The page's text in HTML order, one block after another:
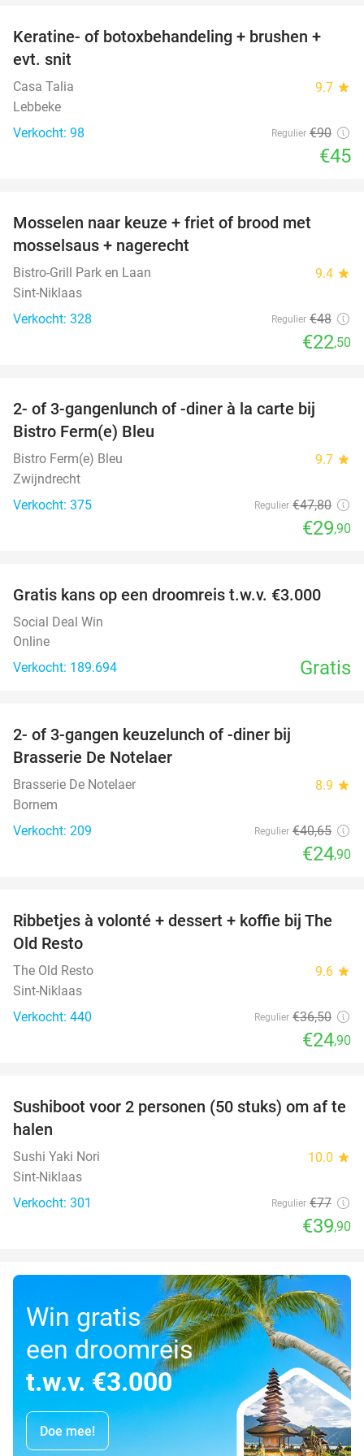
50%
Keratine- of botoxbehandeling + brushen +
evt. snit
Casa Talia 9.7 star
Lebbeke
Verkocht: 98
Regulier €90
€45
Mosselen naar keuze + friet of brood met
mosselsaus + nagerecht
Bistro-Grill Park en Laan 9.4 star
Sint-Niklaas
Verkocht: 328
Regulier €48
€22,50
37%
2- of 3-gangenlunch of -diner à la carte bij
Bistro Ferm(e) Bleu
Bistro Ferm(e) Bleu 9.7 star
Zwijndrecht
Verkocht: 375
Regulier €47,80
€29,90
Gratis kans op een droomreis t.w.v. €3.000
Social Deal Win
Online
Verkocht: 189.694
Gratis
2- of 3-gangen keuzelunch of -diner bij
Brasserie De Notelaer
Brasserie De Notelaer 8.9 star
Bornem
Verkocht: 209
Regulier €40,65
€24,90
32%
Ribbetjes à volonté + dessert + koffie bij The
Old Resto
The Old Resto 9.6 star
Sint-Niklaas
Verkocht: 440
Regulier €36,50
€24,90
48%
Sushiboot voor 2 personen (50 stuks) om af te
halen
Sushi Yaki Nori 10.0 star
Sint-Niklaas
Verkocht: 301
Regulier €77
€39,90
Win gratis
een droomreis
t.w.v. €3.000
Doe mee!